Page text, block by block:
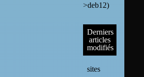
>deb12)
Derniers
articles
modifiés
sites